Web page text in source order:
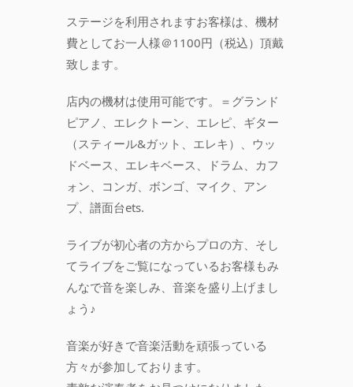
ステージを利用されますお客様は、機材
費としてお一人様＠1100円（税込）頂戴
致します。
店内の機材は使用可能です。＝グランド
ピアノ、エレクトーン、エレピ、ギター
（スティール&ガット、エレキ）、ウッ
ドベース、エレキベース、ドラム、カフ
ォン、コンガ、ボンゴ、マイク、アン
プ、譜面台ets.
ライブが初心者の方からプロの方、そし
てライブをご覧になっているお客様もみ
んなで音を楽しみ、音楽を盛り上げまし
ょう♪
音楽が好きで音楽活動を頑張っている
方々が参加しております。